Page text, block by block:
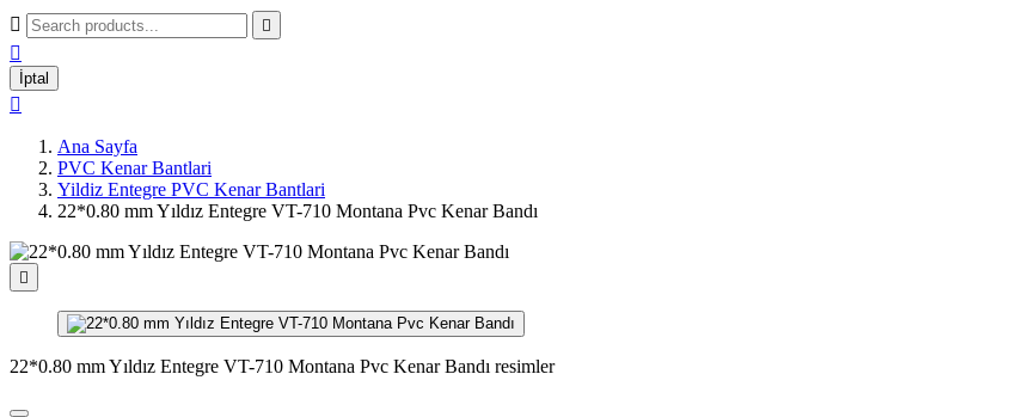
 

İptal

Ana Sayfa
PVC Kenar Bantlari
Yildiz Entegre PVC Kenar Bantlari
22*0.80 mm Yıldız Entegre VT-710 Montana Pvc Kenar Bandı

22*0.80 mm Yıldız Entegre VT-710 Montana Pvc Kenar Bandı resimler